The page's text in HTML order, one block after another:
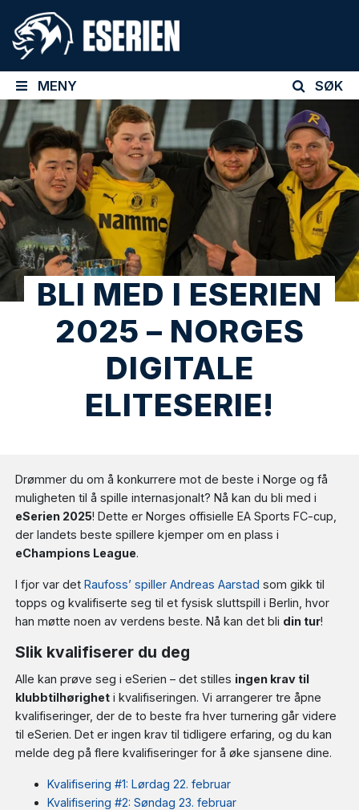
MENY SØK
BLI MED I ESERIEN
2025 – NORGES
DIGITALE
ELITESERIE!
Drømmer du om å konkurrere mot de beste i Norge og få
muligheten til å spille internasjonalt? Nå kan du bli med i
eSerien 2025! Dette er Norges offisielle EA Sports FC-cup,
der landets beste spillere kjemper om en plass i
eChampions League.
I fjor var detRaufoss’ spiller Andreas Aarstad som gikk til
topps og kvalifiserte seg til et fysisk sluttspill i Berlin, hvor
han møtte noen av verdens beste. Nå kan det bli din tur!
Slik kvalifiserer du deg
Alle kan prøve seg i eSerien – det stilles ingen krav til
klubbtilhørighet i kvalifiseringen. Vi arrangerer tre åpne
kvalifiseringer, der de to beste fra hver turnering går videre
til eSerien. Det er ingen krav til tidligere erfaring, og du kan
melde deg på flere kvalifiseringer for å øke sjansene dine.
Kvalifisering #1: Lørdag 22. februar
Kvalifisering #2: Søndag 23. februar